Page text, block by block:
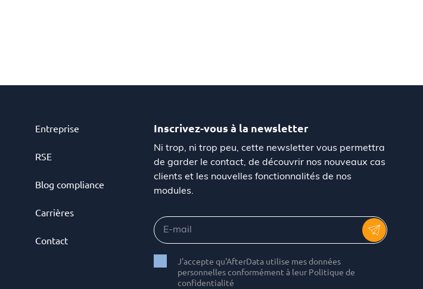
Entreprise
RSE
Blog compliance
Carrières
Contact
Inscrivez-vous à la newsletter
Ni trop, ni trop peu, cette newsletter vous permettra
de garder le contact, de découvrir nos nouveaux cas
clients et les nouvelles fonctionnalités de nos
modules.
J'accepte qu'AfterData utilise mes données
personnelles conformément à leur Politique de
confidentialité